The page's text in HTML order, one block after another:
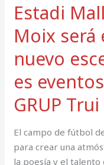
Estadi
Moix será
nuevo
es
GRUP Trui
El campo de fútbol
para crear una
la poesía y el talento